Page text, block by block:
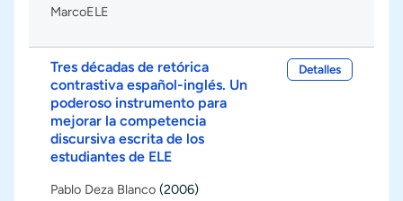
MarcoELE
Tres décadas de retórica
contrastiva español-inglés. Un
poderoso instrumento para
mejorar la competencia
discursiva escrita de los
estudiantes de ELE
Pablo Deza Blanco (2006)
Detalles